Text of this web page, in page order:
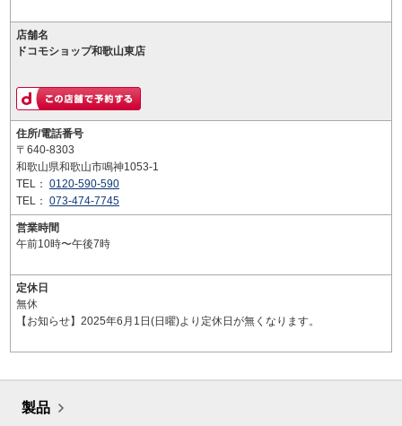
店舗名
ドコモショップ和歌山東店
住所/電話番号
〒640-8303
和歌山県和歌山市鳴神1053-1
TEL： 0120-590-590
TEL： 073-474-7745
営業時間
午前10時〜午後7時
定休日
無休
【お知らせ】2025年6月1日(日曜)より定休日が無くなります。
製品